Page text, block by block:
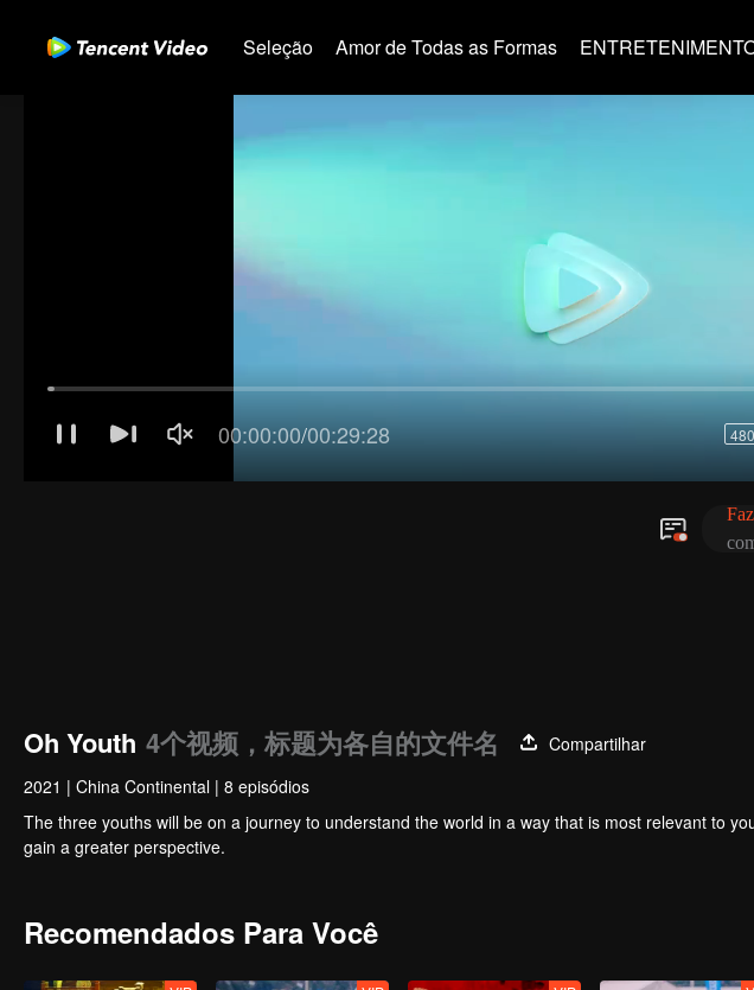
Seleção Amor de Todas as Formas
Oh Youth 4个视频，标题为各自的文件名
Compartilhar
2021 | China Continental | 8 episódios
The three youths will be on a journey to understand the world in a way that is most relevant to
gain a greater perspective.
Recomendados Para Você